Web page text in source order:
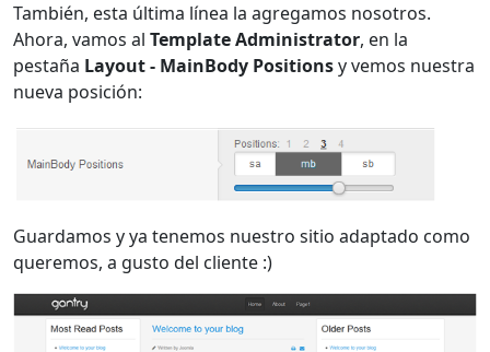
También, esta última línea la agregamos nosotros.
Ahora, vamos al Template Administrator, en la
pestaña Layout - MainBody Positionsy vemos nuestra
nueva posición:
Guardamos y ya tenemos nuestro sitio adaptado como
queremos, a gusto del cliente :)